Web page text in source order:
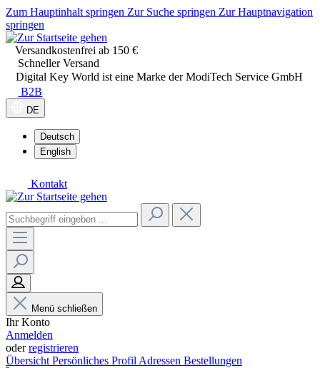
Zum Hauptinhalt springen Zur Suche springen Zur Hauptnavigation
springen
Versandkostenfrei ab 150 €
Schneller Versand
Digital Key World ist eine Marke der ModiTech Service GmbH
B2B
DE
Deutsch
English
Kontakt
Menü schließen
Ihr Konto
Anmelden
oderregistrieren
Übersicht Persönliches Profil Adressen Bestellungen